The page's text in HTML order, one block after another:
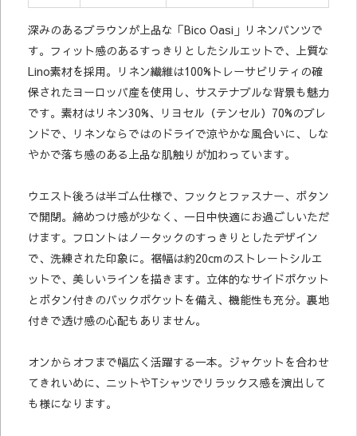
深みのあるブラウンが上品な「Bico Oasi」リネンパンツで
す。フィット感のあるすっきりとしたシルエットで、上質な
Lino素材を採用。リネン繊維は100%トレーサビリティの確
保されたヨーロッパ産を使用し、サステナブルな背景も魅力
です。素材はリネン30%、リヨセル（テンセル）70%のブレ
ンドで、リネンならではのドライで涼やかな風合いに、しな
やかで落ち感のある上品な肌触りが加わっています。
ウエスト後ろは半ゴム仕様で、フックとファスナー、ボタン
で開閉。締めつけ感が少なく、一日中快適にお過ごしいただ
けます。フロントはノータックのすっきりとしたデザイン
で、洗練された印象に。裾幅は約20cmのストレートシルエ
ットで、美しいラインを描きます。立体的なサイドポケット
とボタン付きのバックポケットを備え、機能性も充分。裏地
付きで透け感の心配もありません。
オンからオフまで幅広く活躍する一本。ジャケットを合わせ
てきれいめに、ニットやTシャツでリラックス感を演出して
も様になります。